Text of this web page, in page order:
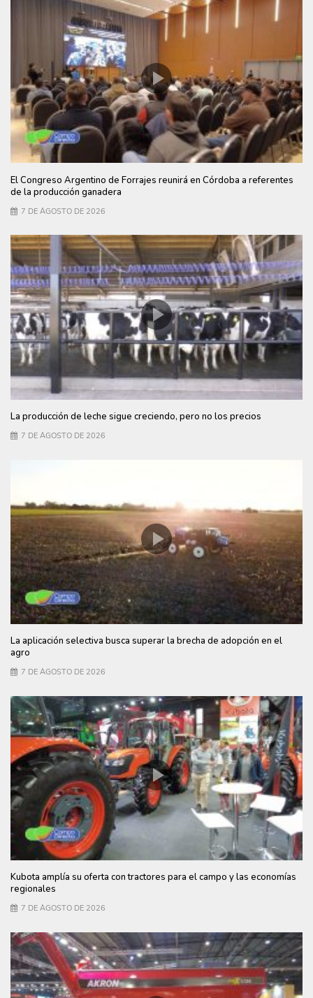
El Congreso Argentino de Forrajes reunirá en Córdoba a referentes
de la producción ganadera
7 DE AGOSTO DE 2026
La producción de leche sigue creciendo, pero no los precios
7 DE AGOSTO DE 2026
La aplicación selectiva busca superar la brecha de adopción en el
agro
7 DE AGOSTO DE 2026
Kubota amplía su oferta con tractores para el campo y las economías
regionales
7 DE AGOSTO DE 2026